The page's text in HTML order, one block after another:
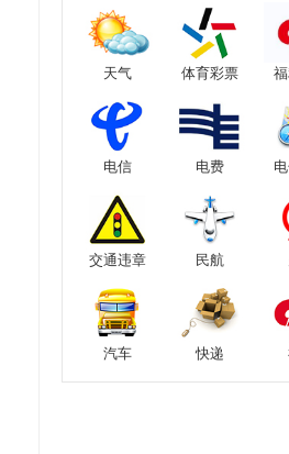
天气 体育彩票
电信 电费
交通违章 民航
汽车 快递